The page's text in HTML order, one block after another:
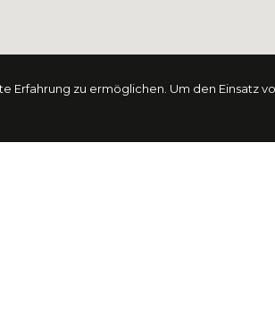
Erfahrung zu ermöglichen. Um den Einsatz